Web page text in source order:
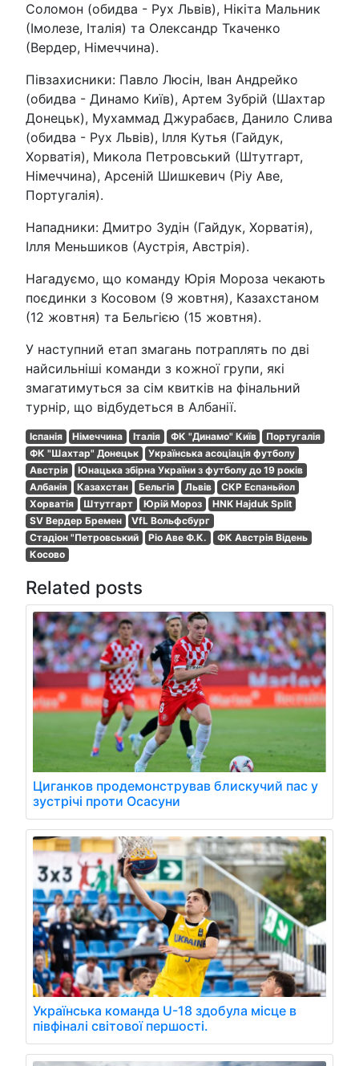
Соломон (обидва - Рух Львів), Нікіта Мальник
(Імолезе, Італія) та Олександр Ткаченко
(Вердер, Німеччина).
Півзахисники: Павло Люсін, Іван Андрейко
(обидва - Динамо Київ), Артем Зубрій (Шахтар
Донецьк), Мухаммад Джурабаєв, Данило Слива
(обидва - Рух Львів), Ілля Кутья (Гайдук,
Хорватія), Микола Петровський (Штутгарт,
Німеччина), Арсеній Шишкевич (Ріу Аве,
Португалія).
Нападники: Дмитро Зудін (Гайдук, Хорватія),
Ілля Меньшиков (Аустрія, Австрія).
Нагадуємо, що команду Юрія Мороза чекають
поєдинки з Косовом (9 жовтня), Казахстаном
(12 жовтня) та Бельгією (15 жовтня).
У наступний етап змагань потраплять по дві
найсильніші команди з кожної групи, які
змагатимуться за сім квитків на фінальний
турнір, що відбудеться в Албанії.
Іспанія Німеччина Італія ФК "Динамо" Київ
Португалія
ФК "Шахтар" Донецьк
Українська асоціація футболу
Австрія
Юнацька збірна України з футболу до 19 років
Албанія
Казахстан Бельгія Львів
СКР Еспаньйол
Хорватія
Штутгарт Юрій Мороз
HNK Hajduk Split
SV Вердер Бремен
VfL Вольфсбург
Стадіон "Петровський
Ріо Аве Ф.К.
ФК Австрія Відень
Косово
Related posts
Циганков продемонстрував блискучий пас у
зустрічі проти Осасуни
Українська команда U-18 здобула місце в
півфіналі світової першості.